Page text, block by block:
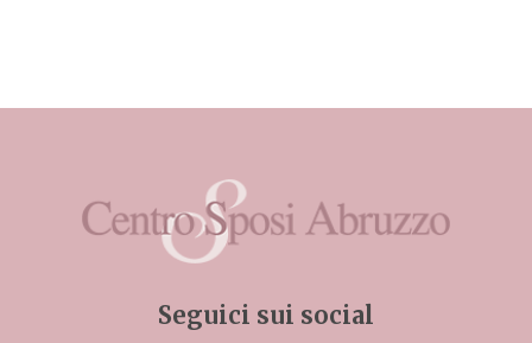
Seguici sui social